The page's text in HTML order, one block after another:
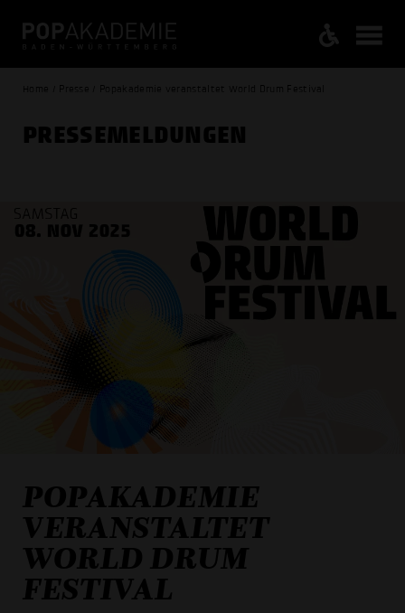
Home / Presse / Popakademie veranstaltet World Drum Festival
PRESSE­MELDUNGEN
POPAKADEMIE
VERANSTALTET
WORLD DRUM
FESTIVAL